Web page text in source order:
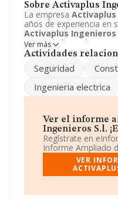
Sobre Activaplus
La empresa Activaplus
años de experiencia en
Activaplus Ingenieros
Barrio de los Judios, 4 -
Toledo. Su principal
con el asesoramiento
Ver más
Actividades
Seguridad
Ingenieria electrica
Ver el informe
Ingenieros S.l.
Regístrate en
Informe Ampliado
VER